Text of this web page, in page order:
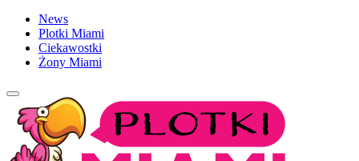
News
Plotki Miami
Ciekawostki
Żony Miami